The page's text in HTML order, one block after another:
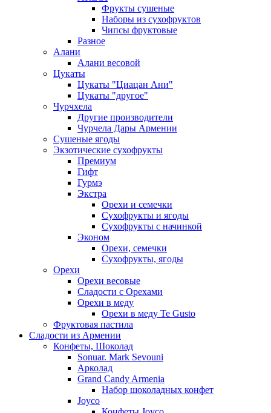
Фрукты сушеные
Наборы из сухофруктов
Чипсы фруктовые
Разное
Алани
Алани весовой
Цукаты
Цукаты "Циацан Ани"
Цукаты "другое"
Чурчхела
Другие производители
Чурчела Дары Армении
Сушеные ягоды
Экзотические сухофрукты
Премиум
Гифт
Гурмэ
Экстра
Орехи и семечки
Сухофрукты и ягоды
Сухофрукты с начинкой
Эконом
Орехи, семечки
Сухофрукты, ягоды
Орехи
Орехи весовые
Сладости с Орехами
Орехи в меду
Орехи в меду Te Gusto
Фруктовая пастила
Сладости из Армении
Конфеты, Шоколад
Sonuar. Mark Sevouni
Арколад
Grand Candy Armenia
Набор шоколадных конфет
Joyco